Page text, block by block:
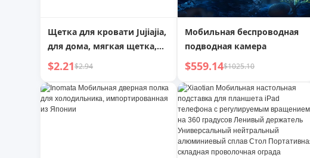
Щетка для кровати Jujiajia,
для дома, мягкая щетка,
мебельная щетка для
набор для чистки дивана,
серая щетка для пыли
$2.21$2.94
Мобильная беспроводная
подводная камера
$559.14$1025.10